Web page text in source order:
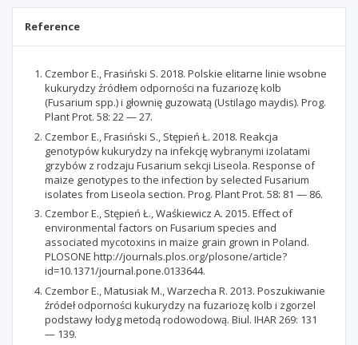
Reference
Czembor E., Frasiński S. 2018. Polskie elitarne linie wsobne
kukurydzy źródłem odporności na fuzariozę kolb
(Fusarium spp.) i głownię guzowatą (Ustilago maydis). Prog.
Plant Prot. 58: 22 — 27.
Czembor E., Frasiński S., Stępień Ł. 2018. Reakcja
genotypów kukurydzy na infekcję wybranymi izolatami
grzybów z rodzaju Fusarium sekcji Liseola. Response of
maize genotypes to the infection by selected Fusarium
isolates from Liseola section. Prog. Plant Prot. 58: 81 — 86.
Czembor E., Stępień Ł., Waśkiewicz A. 2015. Effect of
environmental factors on Fusarium species and
associated mycotoxins in maize grain grown in Poland.
PLOSONE http://journals.plos.org/plosone/article?
id=10.1371/journal.pone.0133644.
Czembor E., Matusiak M., Warzecha R. 2013. Poszukiwanie
źródeł odporności kukurydzy na fuzariozę kolb i zgorzel
podstawy łodyg metodą rodowodową. Biul. IHAR 269: 131
— 139.